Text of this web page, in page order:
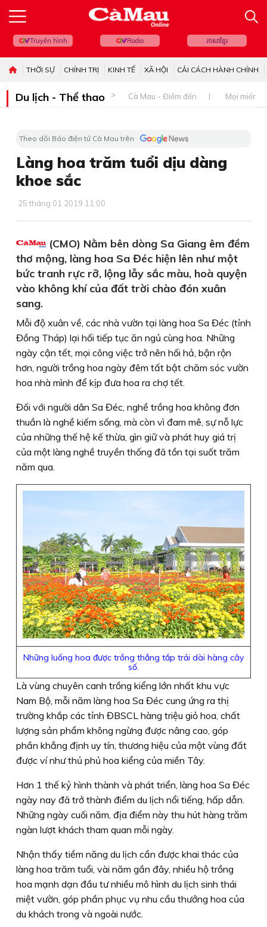
Truyền hình Radio ភាសាខ្មែរ
THỜI SỰ CHÍNH TRỊ KINH TẾ XÃ HỘI CẢI CÁCH HÀNH CHÍNH
Du lịch - Thể thao Cà Mau - Điểm đến Mọi miền
Theo dõi Báo điện tử Cà Mau trên
Làng hoa trăm tuổi dịu dàng
khoe sắc
25 tháng 01 2019 11:00
(CMO) Nằm bên dòng Sa Giang êm đềm
thơ mộng, làng hoa Sa Đéc hiện lên như một
bức tranh rực rỡ, lộng lẫy sắc màu, hoà quyện
vào không khí của đất trời chào đón xuân
sang.
Mỗi độ xuân về, các nhà vườn tại làng hoa Sa Đéc (tỉnh
Đồng Tháp) lại hối tiếp tục ăn ngủ cùng hoa. Những
ngày cận tết, mọi công việc trở nên hối hả, bận rộn
hơn, người trồng hoa ngày đêm tất bật chăm sóc vườn
hoa nhà mình để kịp đưa hoa ra chợ tết.
Đối với người dân Sa Đéc, nghề trồng hoa không đơn
thuần là nghề kiếm sống, mà còn vì đam mê, sự nỗ lực
của những thế hệ kế thừa, gìn giữ và phát huy giá trị
của một làng nghề truyền thống đã tồn tại suốt trăm
năm qua.
Những luống hoa được trồng thẳng tắp trải dài hàng cây
số.
Là vùng chuyên canh trồng kiểng lớn nhất khu vực
Nam Bộ, mỗi năm làng hoa Sa Đéc cung ứng ra thị
trường khắp các tỉnh ĐBSCL hàng triệu giỏ hoa, chất
lượng sản phẩm không ngừng được nâng cao, góp
phần khẳng định uy tín, thương hiệu của một vùng đất
được ví như thủ phủ hoa kiểng của miền Tây.
Hơn 1 thế kỷ hình thành và phát triển, làng hoa Sa Đéc
ngày nay đã trở thành điểm du lịch nổi tiếng, hấp dẫn.
Những ngày cuối năm, địa điểm này thu hút hàng trăm
ngàn lượt khách tham quan mỗi ngày.
Nhận thấy tiềm năng du lịch cần được khai thác của
làng hoa trăm tuổi, vài năm gần đây, nhiều hộ trồng
hoa mạnh dạn đầu tư nhiều mô hình du lịch sinh thái
miệt vườn, góp phần phục vụ nhu cầu thưởng hoa của
du khách trong và ngoài nước.